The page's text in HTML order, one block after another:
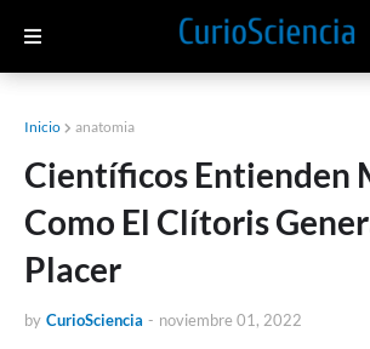
Inicio anatomia
Científicos Entienden
Como El Clítoris
Placer
by CurioSciencia - noviembre 01, 2022